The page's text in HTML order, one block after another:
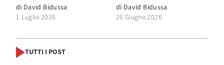
di David Bidussa
1 Luglio 2026
di David Bidussa
26 Giugno 2026
TUTTI I POST